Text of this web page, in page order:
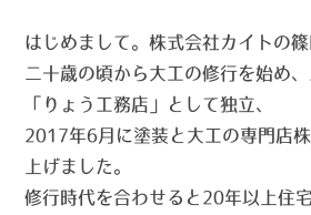
はじめまして。株式会社カイトの篠
二十歳の頃から大工の修行を始め
「りょう工務店」として独立、
2017年6月に塗装と大工の専門店
上げました。
修行時代を合わせると20年以上住